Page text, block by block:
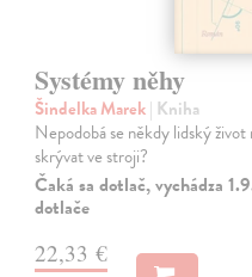
Systémy něhy
Šindelka Marek| Kniha
Nepodobá se někdy lidský
skrývat ve stroji?
Čaká sa dotlač, vychádza
dotlače
22,33 €